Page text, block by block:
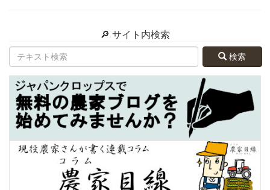
🔎 サイト内検索
検索